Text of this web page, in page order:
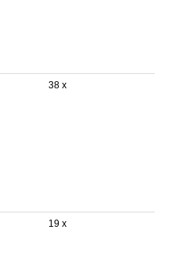
38 x
19 x